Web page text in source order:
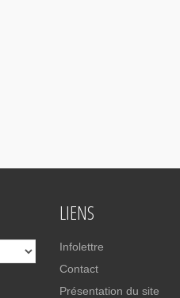
LIENS
Infolettre
Contact
Présentation du site